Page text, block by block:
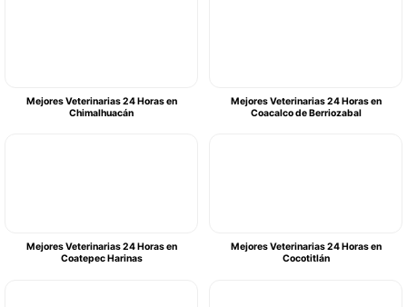
Mejores Veterinarias 24 Horas en
Chimalhuacán
Mejores Veterinarias 24 Horas en
Coacalco de Berriozabal
Mejores Veterinarias 24 Horas en
Coatepec Harinas
Mejores Veterinarias 24 Horas en
Cocotitlán